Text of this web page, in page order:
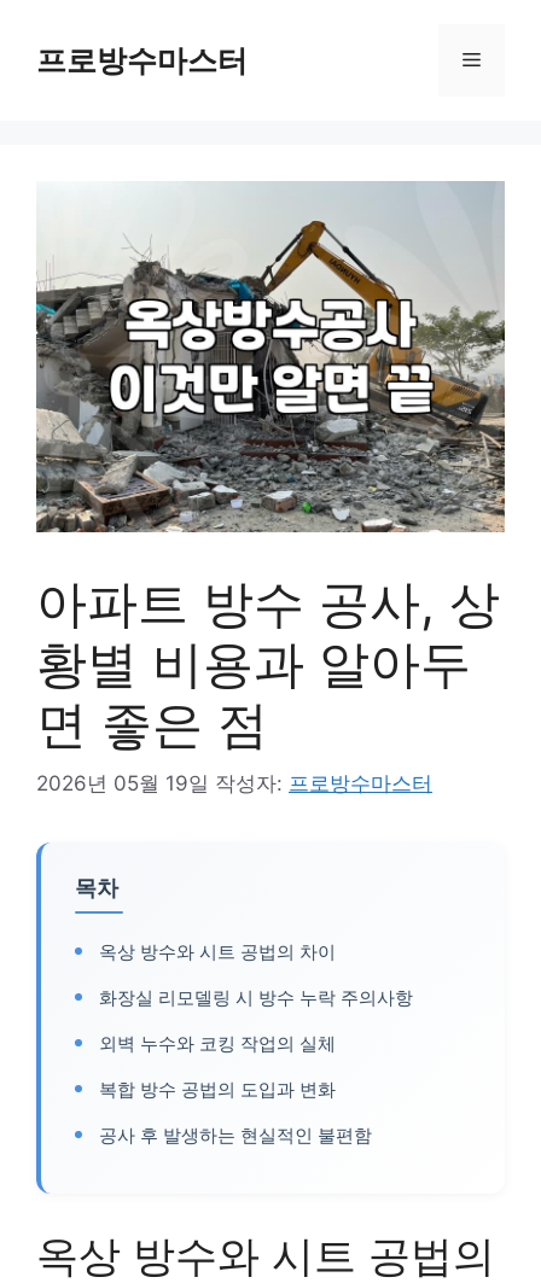
프로방수마스터 메
아파트 방수 공사, 상
황별 비용과 알아두
면 좋은 점
2026년 05월 19일 작성자: 프로방수마스터
목차
옥상 방수와 시트 공법의 차이
화장실 리모델링 시 방수 누락 주의사항
외벽 누수와 코킹 작업의 실체
복합 방수 공법의 도입과 변화
공사 후 발생하는 현실적인 불편함
옥상 방수와 시트 공법의